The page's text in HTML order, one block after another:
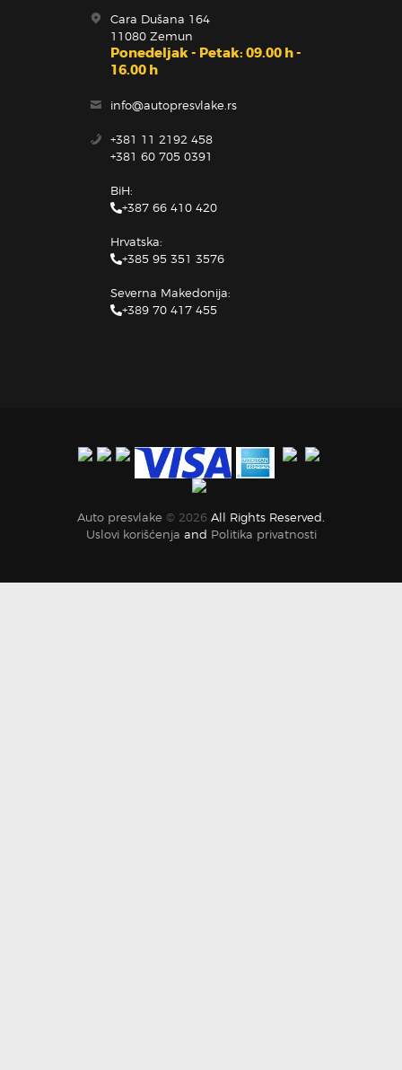
Cara Dušana 164
11080 Zemun
Ponedeljak - Petak: 09.00 h -
16.00 h
info@autopresvlake.rs
+381 11 2192 458
+381 60 705 0391
BiH:
+387 66 410 420
Hrvatska:
+385 95 351 3576
Severna Makedonija:
+389 70 417 455
Auto presvlake © 2026 All Rights Reserved.
Uslovi korišćenja and Politika privatnosti